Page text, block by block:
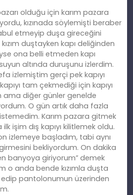
olduğu için karım pazara
kızınada söylemişti beraber
etmeyip duşa gireceğini
duştayken kapı deliğinden
ona belli etmeden kapı
suyun altında duruşunu izlerdim.
izlemiştim gerçi pek kapıyı
tam çekmediği için kapıyı
ama diğer günler genelde
O gün artık daha fazla
Karım pazara gitmek
işim dış kapıyı kilitlemek oldu.
izlemeye başladım, tabi aynı
bekliyordum. On dakika
banyoya giriyorum” demek
o anda bende kızımla duşta
edip pantolonumun üzerinden